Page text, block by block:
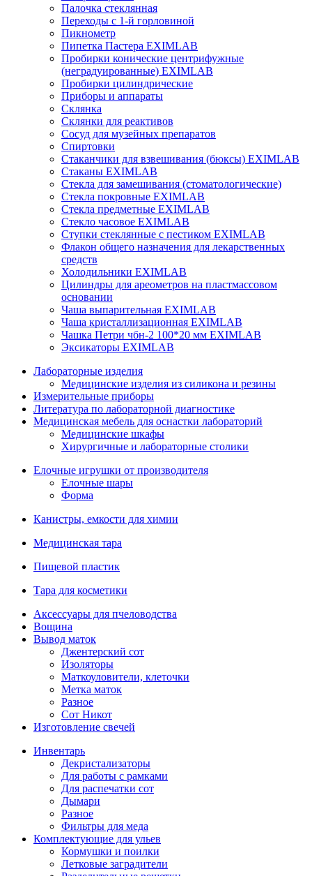
Палочка стеклянная
Переходы с 1-й горловиной
Пикнометр
Пипетка Пастера EXIMLAB
Пробирки конические центрифужные
(неградуированные) EXIMLAB
Пробирки цилиндрические
Приборы и аппараты
Склянка
Склянки для реактивов
Сосуд для музейных препаратов
Спиртовки
Стаканчики для взвешивания (бюксы) EXIMLAB
Стаканы EXIMLAB
Стекла для замешивания (стоматологические)
Стекла покровные EXIMLAB
Стекла предметные EXIMLAB
Стекло часовое EXIMLAB
Ступки стеклянные с пестиком EXIMLAB
Флакон общего назначения для лекарственных
средств
Холодильники EXIMLAB
Цилиндры для ареометров на пластмассовом
основании
Чаша выпарительная EXIMLAB
Чаша кристаллизационная EXIMLAB
Чашка Петри чбн-2 100*20 мм EXIMLAB
Эксикаторы EXIMLAB
Лабораторные изделия
Медицинские изделия из силикона и резины
Измерительные приборы
Литература по лабораторной диагностике
Медицинская мебель для оснастки лабораторий
Медицинские шкафы
Хирургичные и лабораторные столики
Елочные игрушки от производителя
Елочные шары
Форма
Канистры, емкости для химии
Медицинская тара
Пищевой пластик
Тара для косметики
Аксессуары для пчеловодства
Вощина
Вывод маток
Джентерский сот
Изоляторы
Маткоуловители, клеточки
Метка маток
Разное
Сот Никот
Изготовление свечей
Инвентарь
Декристализаторы
Для работы с рамками
Для распечатки сот
Дымари
Разное
Фильтры для меда
Комплектующие для ульев
Кормушки и поилки
Летковые заградители